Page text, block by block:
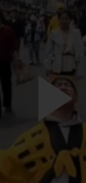
Video